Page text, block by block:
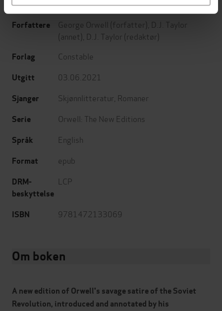
Forfattere George Orwell (forfatter), D.J. Taylor
(annet), D.J. Taylor (redaktør)
Forlag Constable
Utgitt 03.06.2021
Sjanger Skjønnlitteratur Romaner
Serie Orwell: The New Editions
Språk English
Format epub
DRM-
beskyttelse
LCP
ISBN 9781472133069
Om boken
A new edition of Orwell's savage satire of the Soviet
Revolution, introduced and annotated by his